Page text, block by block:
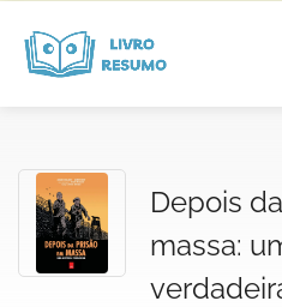
Depois
massa: